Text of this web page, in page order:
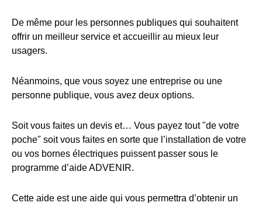
De même pour les personnes publiques qui souhaitent
offrir un meilleur service et accueillir au mieux leur
usagers.
Néanmoins, que vous soyez une entreprise ou une
personne publique, vous avez deux options.
Soit vous faites un devis et… Vous payez tout "de votre
poche" soit vous faites en sorte que l’installation de votre
ou vos bornes électriques puissent passer sous le
programme d’aide ADVENIR.
Cette aide est une aide qui vous permettra d’obtenir un